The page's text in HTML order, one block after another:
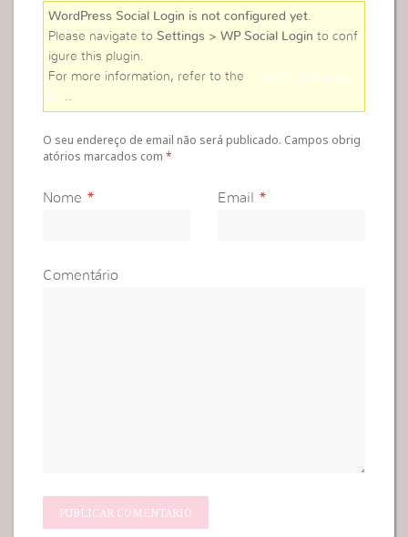
WordPress Social Login is not configured yet
Please navigate to Settings > WP Social Login to conf
igure this plugin.
For more information, refer to the
online user guid
e
O seu endereço de email não será publicado. Campos obrig
atórios marcados com*
Nome * Email *
Comentário